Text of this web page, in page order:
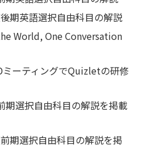
期英語選択自由科目の解説
World, One Conversation
ミーティングでQuizletの研修
期選択自由科目の解説を掲載
期選択自由科目の解説を掲